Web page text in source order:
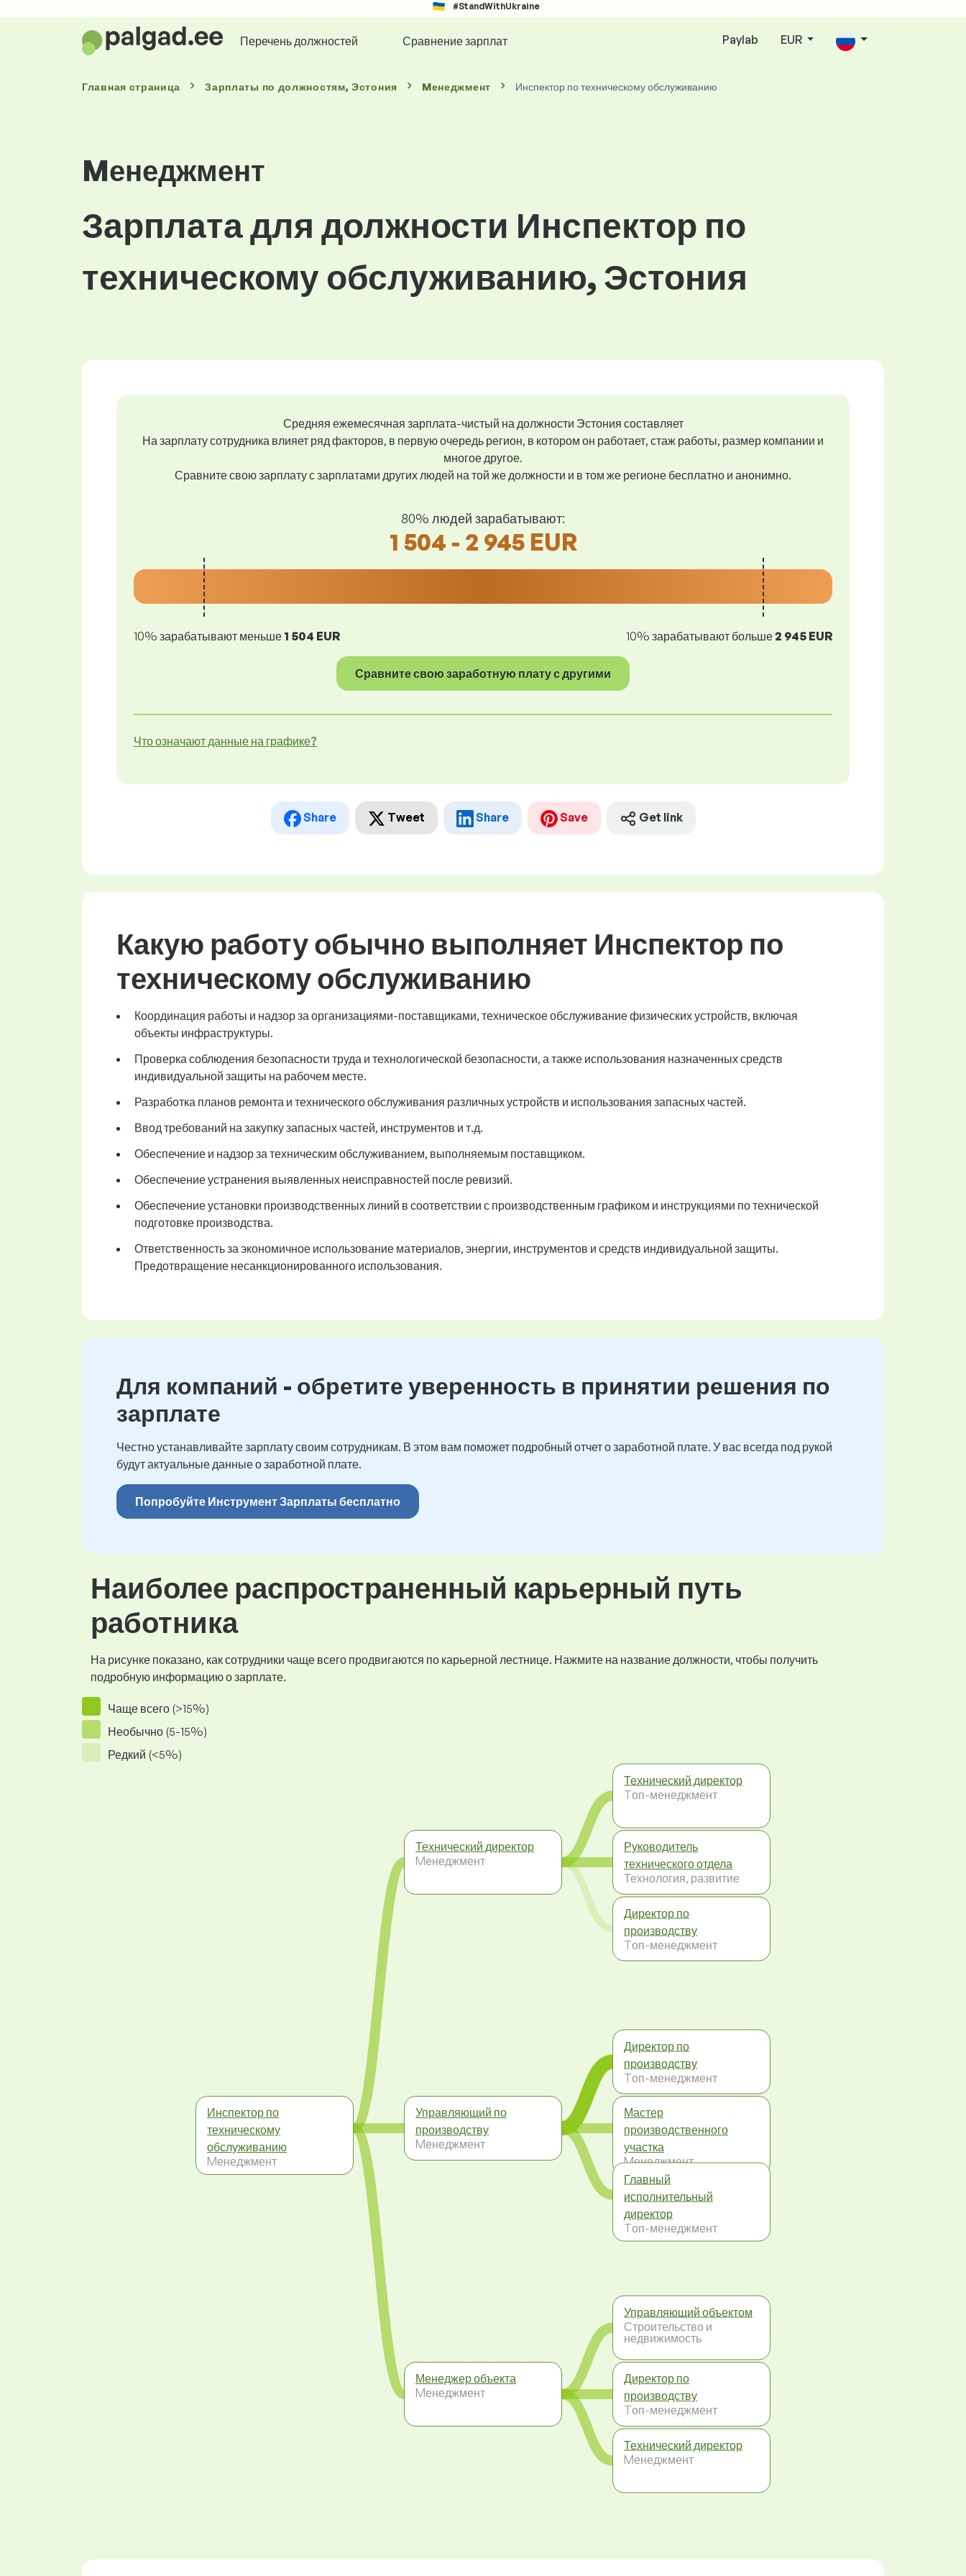
#StandWithUkraine
Перечень должностей Сравнение зарплат Paylab EUR
Главная страница Зарплаты по должностям, Эстония Mенеджмент Инспектор по техническому обслуживанию
Mенеджмент
Зарплата для должности Инспектор по
техническому обслуживанию, Эстония
Средняя ежемесячная зарплата-чистый на должности Эстония составляет
На зарплату сотрудника влияет ряд факторов, в первую очередь регион, в котором он работает, стаж работы, размер компании и
многое другое.
Сравните свою зарплату с зарплатами других людей на той же должности и в том же регионе бесплатно и анонимно.
80% людей зарабатывают:
1 504 - 2 945 EUR
10% зарабатывают меньше 1 504 EUR 10% зарабатывают больше2 945 EUR
Сравните свою заработную плату с другими
Что означают данные на графике?
Share Tweet Share Save Get link
Какую работу обычно выполняет Инспектор по
техническому обслуживанию
Координация работы и надзор за организациями-поставщиками, техническое обслуживание физических устройств, включая
объекты инфраструктуры.
Проверка соблюдения безопасности труда и технологической безопасности, а также использования назначенных средств
индивидуальной защиты на рабочем месте.
Разработка планов ремонта и технического обслуживания различных устройств и использования запасных частей.
Ввод требований на закупку запасных частей, инструментов и т.д.
Обеспечение и надзор за техническим обслуживанием, выполняемым поставщиком.
Обеспечение устранения выявленных неисправностей после ревизий.
Обеспечение установки производственных линий в соответствии с производственным графиком и инструкциями по технической
подготовке производства.
Ответственность за экономичное использование материалов, энергии, инструментов и средств индивидуальной защиты.
Предотвращение несанкционированного использования.
Для компаний - обретите уверенность в принятии решения по
зарплате
Честно устанавливайте зарплату своим сотрудникам. В этом вам поможет подробный отчет о заработной плате. У вас всегда под рукой
будут актуальные данные о заработной плате.
Попробуйте Инструмент Зарплаты бесплатно
Наиболее распространенный карьерный путь
работника
На рисунке показано, как сотрудники чаще всего продвигаются по карьерной лестнице. Нажмите на название должности, чтобы получить
подробную информацию о зарплате.
Чаще всего (>15%)
Необычно (5-15%)
Редкий (<5%)
Инспектор по
техническому
обслуживанию
Mенеджмент
Технический директор
Mенеджмент
Управляющий по
производству
Mенеджмент
Менеджер объекта
Mенеджмент
Технический директор
Tоп-менеджмент
Руководитель
технического отдела
Технология, развитие
Директор по
производству
Tоп-менеджмент
Директор по
производству
Tоп-менеджмент
Мастер
производственного
участка
Mенеджмент
Главный
исполнительный
директор
Tоп-менеджмент
Управляющий объектом
Строительство и
недвижимость
Директор по
производству
Tоп-менеджмент
Технический директор
Mенеджмент